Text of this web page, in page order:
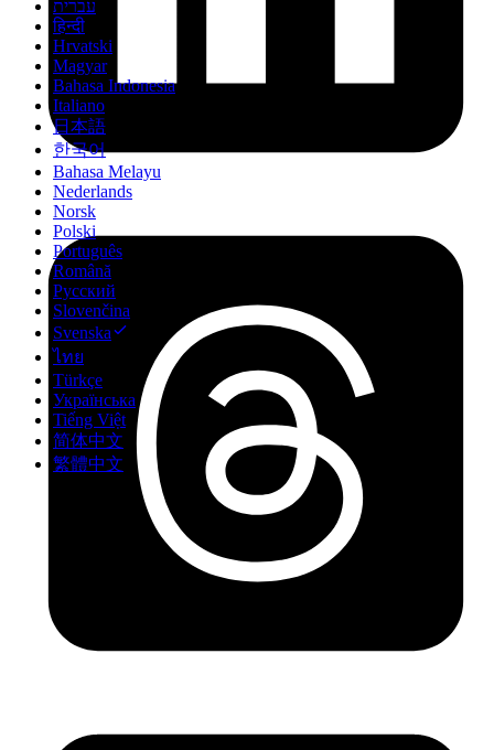
עברית
हिन्दी
Hrvatski
Magyar
Bahasa Indonesia
Italiano
日本語
한국어
Bahasa Melayu
Nederlands
Norsk
Polski
Português
Română
Русский
Slovenčina
Svenska
ไทย
Türkçe
Українська
Tiếng Việt
简体中文
繁體中文